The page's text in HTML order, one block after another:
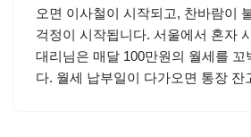
오면 이사철이 시작되고, 찬바람이
걱정이 시작됩니다. 서울에서 혼자
대리님은 매달 100만원의 월세를 꼬
다. 월세 납부일이 다가오면 통장